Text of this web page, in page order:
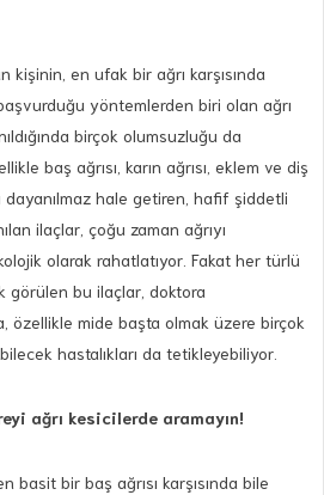
kişinin, en ufak bir ağrı karşısında
yöntemlerden biri olan ağrı
birçok olumsuzluğu da
baş ağrısı, karın ağrısı, eklem ve diş
dayanılmaz hale getiren, hafif şiddetli
ilaçlar, çoğu zaman ağrıyı
olarak rahatlatıyor. Fakat her türlü
görülen bu ilaçlar, doktora
özellikle mide başta olmak üzere birçok
hastalıkları da tetikleyebiliyor.
ağrı kesicilerde aramayın!
basit bir baş ağrısı karşısında bile